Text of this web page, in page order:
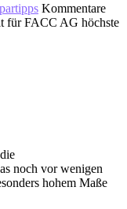
Kommentare
für FACC AG höchste
noch vor wenigen
hohem Maße